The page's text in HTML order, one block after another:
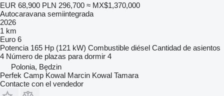
EUR 68,900 PLN 296,700 ≈ MX$1,370,000
Autocaravana semiintegrada
2026
1 km
Euro 6
Potencia 165 Hp (121 kW) Combustible diésel Cantidad de asientos
4 Número de plazas para dormir 4
Polonia, Będzin
Perfek Camp Kowal Marcin Kowal Tamara
Contacte con el vendedor